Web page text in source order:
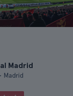
Madrid
Madrid